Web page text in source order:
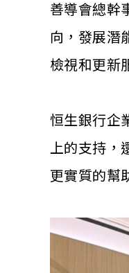
善導會總幹
向，發展潛
檢視和更新
恒生銀行企
上的支持
更實質的幫